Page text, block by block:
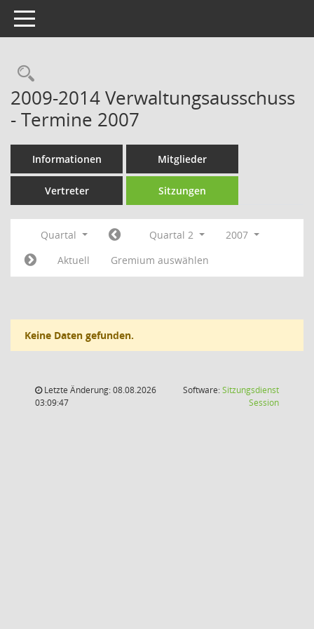
Toggle navigation
Rechercheauswahl
2009-2014 Verwaltungsausschuss
- Termine 2007
Informationen Mitglieder
Vertreter Sitzungen
Quartal Quartal 2
2007
Aktuell
Gremium auswählen
Keine Daten gefunden.
Letzte Änderung: 08.08.2026
03:09:47
Software:Sitzungsdienst
Session(Wird in